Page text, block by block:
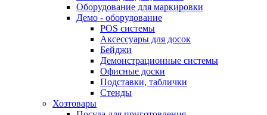
Оборудование для маркировки
Демо - оборудование
POS системы
Аксессуары для досок
Бейджи
Демонстрационные системы
Офисные доски
Подставки, таблички
Стенды
Хозтовары